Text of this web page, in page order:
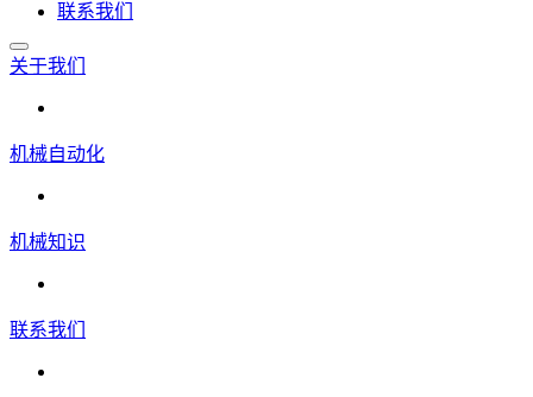
联系我们
关于我们
机械自动化
机械知识
联系我们